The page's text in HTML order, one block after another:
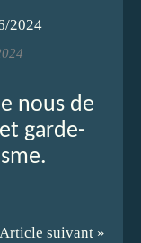
nous de
garde-
Article suivant »